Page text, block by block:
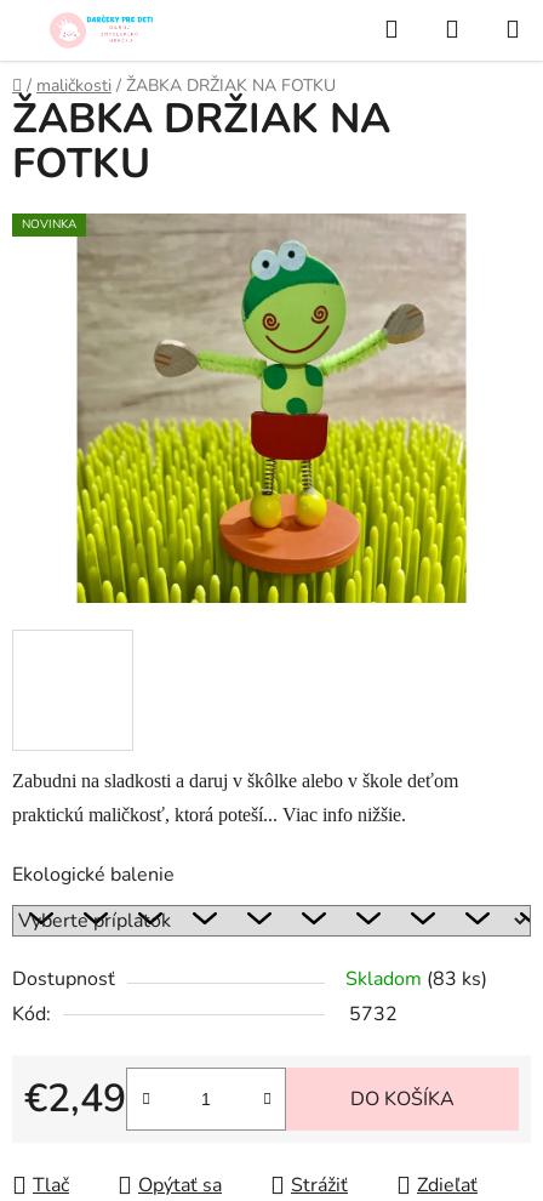
obsah
Hľadať
KOŠÍK
Domov
/ maličkosti / ŽABKA DRŽIAK NA FOTKU
Zabudni na sladkosti a daruj v škôlke alebo v škole deťom
praktickú maličkosť, ktorá poteší... Viac info nižšie.
Ekologické balenie
Dostupnosť Skladom (83 ks)
Kód:
5732
€2,49
Jednotková cena:
DO KOŠÍKA
Tlač Opýtať sa Strážiť Zdieľať
ŽABKA DRŽIAK NA
FOTKU
NOVINKA